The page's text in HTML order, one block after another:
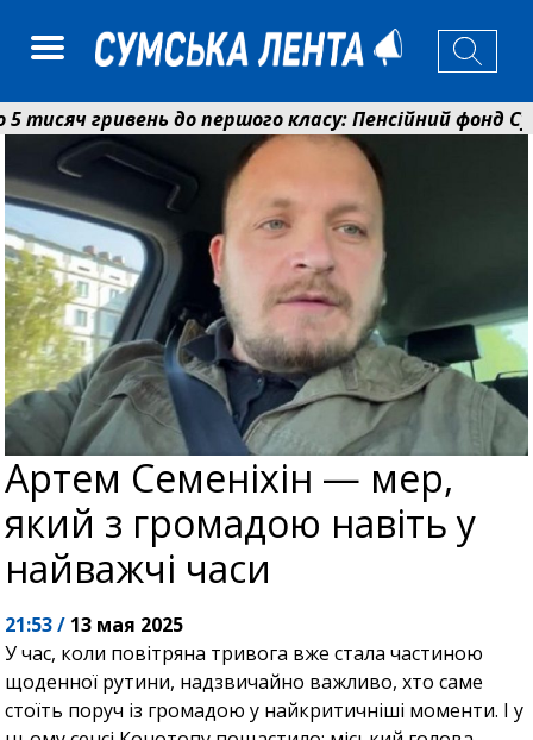
гривень до першого класу: Пенсійний фонд
у Сумах погодили 115 компенсацій на
Артем Семеніхін — мер,
який з громадою навіть у
найважчі часи
21:53 / 13 мая 2025
У час, коли повітряна тривога вже стала частиною
щоденної рутини, надзвичайно важливо, хто саме
стоїть поруч із громадою у найкритичніші моменти. І у